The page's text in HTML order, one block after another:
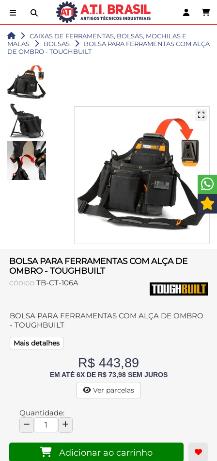
CAIXAS DE FERRAMENTAS, BOLSAS, MOCHILAS E
MALAS
BOLSAS
BOLSA PARA FERRAMENTAS COM ALÇA
DE OMBRO - TOUGHBUILT
BOLSA PARA FERRAMENTAS COM ALÇA DE
OMBRO - TOUGHBUILT
CÓDIGO TB-CT-106A
BOLSA PARA FERRAMENTAS COM ALÇA DE OMBRO
- TOUGHBUILT
Mais detalhes
R$ 443,89
EM ATÉ 6X DE R$ 73,98 SEM JUROS
Ver parcelas
Quantidade:
Adicionar ao carrinho